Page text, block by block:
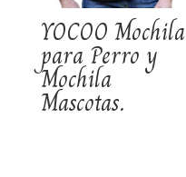
YOCOO Mochila
para Perro y
Mochila
Mascotas.